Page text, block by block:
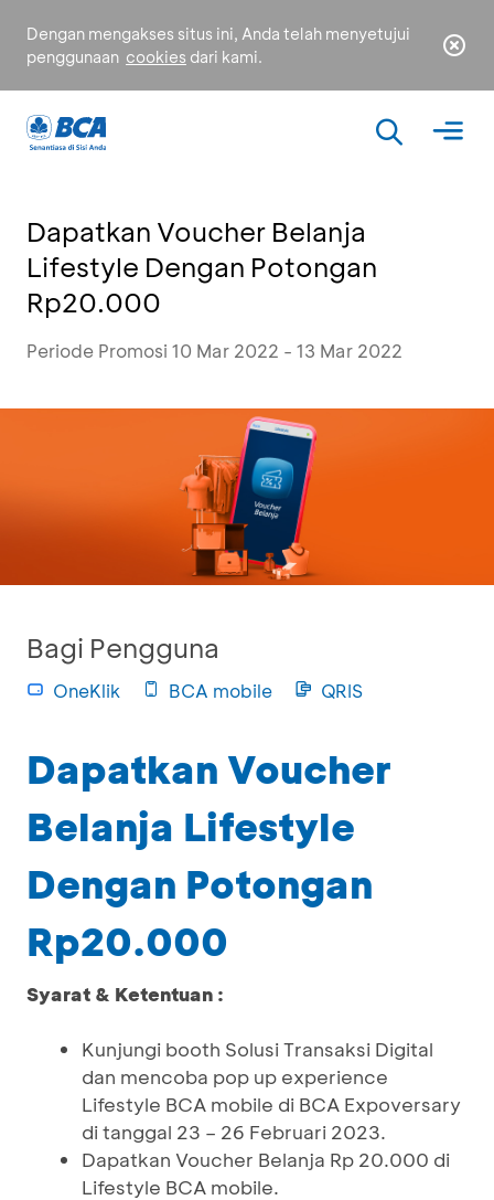
Dengan mengakses situs ini, Anda telah menyetujui
penggunaan cookies dari kami.
Dapatkan Voucher Belanja
Lifestyle Dengan Potongan
Rp20.000
Periode Promosi 10 Mar 2022 - 13 Mar 2022
Bagi Pengguna
OneKlik BCA mobile QRIS
Dapatkan Voucher
Belanja Lifestyle
Dengan Potongan
Rp20.000
Syarat & Ketentuan :
Kunjungi booth Solusi Transaksi Digital
dan mencoba pop up experience
Lifestyle BCA mobile di BCA Expoversary
di tanggal 23 – 26 Februari 2023.
Dapatkan Voucher Belanja Rp 20.000 di
Lifestyle BCA mobile.